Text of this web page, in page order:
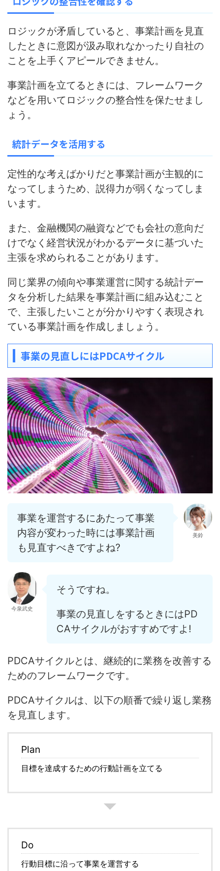
ロジックが矛盾していると、 事業計画を見直
したときに意図が汲み取れなかったり自社の
ことを上手くアピールできません。
事業計画を立てるときには、フレームワーク
などを用いてロジックの整合性を保たせまし
ょう。
統計データを活用する
定性的な考えばかりだと事業計画が主観的に
なってしまうため、 説得力が弱くなってしま
います。
また、金融機関の融資などでも会社の意向だ
けでなく経営状況がわかるデータに基づいた
主張を求められることがあります。
同じ業界の傾向や事業運営に関する統計デー
タを分析した結果を事業計画に組み込むこと
で、 主張したいことが分かりやすく表現され
ている事業計画を作成しましょう。
事業の見直しにはPDCAサイクル
事業を運営するにあたって事業
内容が変わった時には事業計画
も見直すべきですよね?
美鈴
今泉武史
そうですね。
事業の見直しをするときにはPD
CAサイクルがおすすめですよ!
PDCAサイクルとは、 継続的に業務を改善する
ためのフレームワークです。
PDCAサイクルは、以下の順番で繰り返し業務
を見直します。
Plan
目標を達成するための行動計画を立てる
Do
行動目標に沿って事業を運営する